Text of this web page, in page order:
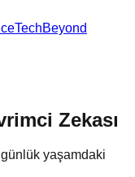
TechBeyond
Zekası
yaşamdaki